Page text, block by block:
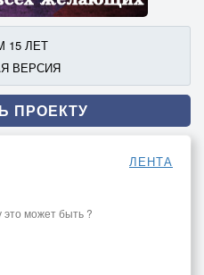
15 ЛЕТ
ВЕРСИЯ
ПРОЕКТУ
ЛЕНТА
это может быть ?